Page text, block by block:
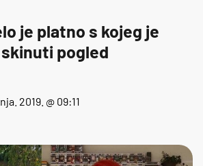
je platno s kojeg je
pogled
2019. @ 09:11